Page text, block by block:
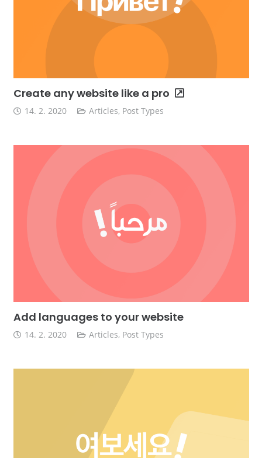
Create any website like a pro
14. 2. 2020 Articles, Post Types
Add languages to your website
14. 2. 2020 Articles, Post Types